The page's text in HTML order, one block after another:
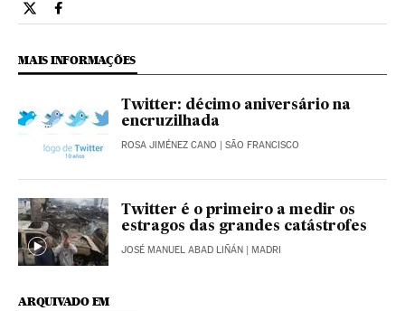
Tecnologia El País Brasil en Twitter
Tecnologia El País Brasil en Facebook
MAIS INFORMAÇÕES
Twitter: décimo aniversário na
encruzilhada
ROSA JIMÉNEZ CANO | SÃO FRANCISCO
Twitter é o primeiro a medir os
estragos das grandes catástrofes
JOSÉ MANUEL ABAD LIÑÁN | MADRI
ARQUIVADO EM